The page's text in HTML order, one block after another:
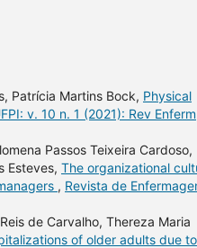
Patrícia Martins Bock, Physical
v. 10 n. 1 (2021): Rev Enferm
Passos Teixeira Cardoso,
Esteves, The organizational
, Revista de
de Carvalho, Thereza Maria
of older adults due to